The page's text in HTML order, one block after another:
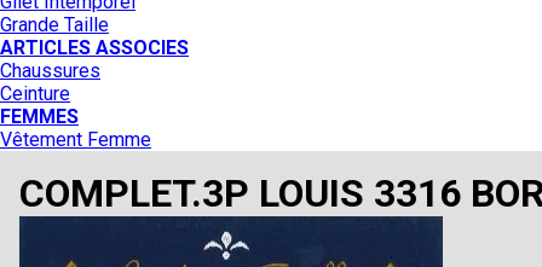
Grande Taille
ARTICLES ASSOCIES
Chaussures
Ceinture
FEMMES
Vêtement Femme
COMPLET.3P LOUIS 3316